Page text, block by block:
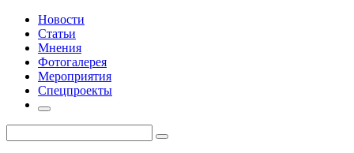
Новости
Статьи
Мнения
Фотогалерея
Мероприятия
Спецпроекты